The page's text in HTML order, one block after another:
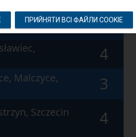
Jawor
5
4
Malczyce,
3
Szczecin
4
ПРИЙНЯТИ ВСІ ФАЙЛИ COOKIE